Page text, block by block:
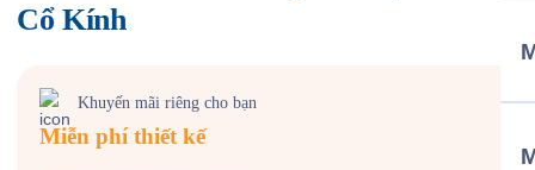
Cổ Kính
Khuyến mãi riêng cho bạn
Miễn phí thiết kế